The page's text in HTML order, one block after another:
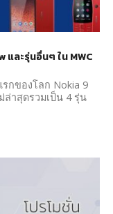
ละรุ่นอื่นๆ ใน MWC
กของโลก Nokia 9
ล่าสุดรวมเป็น 4 รุ่น